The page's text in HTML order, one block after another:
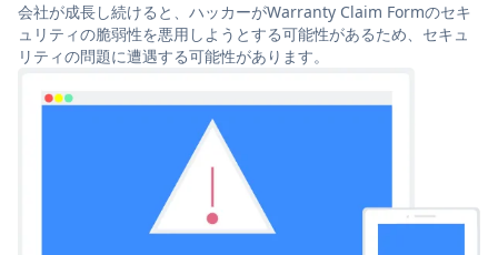
会社が成長し続けると、ハッカーがWarranty Claim Formのセキ
ュリティの脆弱性を悪用しようとする可能性があるため、セキュ
リティの問題に遭遇する可能性があります。